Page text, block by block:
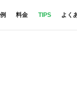
料金 TIPS よく